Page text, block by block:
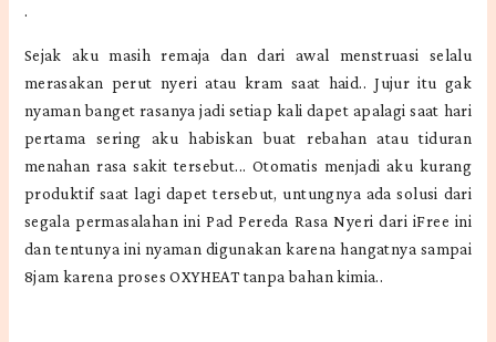
.
Sejak aku masih remaja dan dari awal menstruasi selalu
merasakan perut nyeri atau kram saat haid.. Jujur itu gak
nyaman banget rasanya jadi setiap kali dapet apalagi saat hari
pertama sering aku habiskan buat rebahan atau tiduran
menahan rasa sakit tersebut... Otomatis menjadi aku kurang
produktif saat lagi dapet tersebut, untungnya ada solusi dari
segala permasalahan ini Pad Pereda Rasa Nyeri dari iFree ini
dan tentunya ini nyaman digunakan karena hangatnya sampai
8jam karena proses OXYHEAT tanpa bahan kimia..